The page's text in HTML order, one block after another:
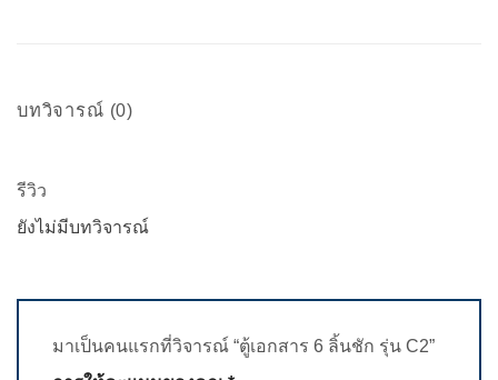
บทวิจารณ์ (0)
รีวิว
ยังไม่มีบทวิจารณ์
มาเป็นคนแรกที่วิจารณ์ “ตู้เอกสาร 6 ลิ้นชัก รุ่น C2”